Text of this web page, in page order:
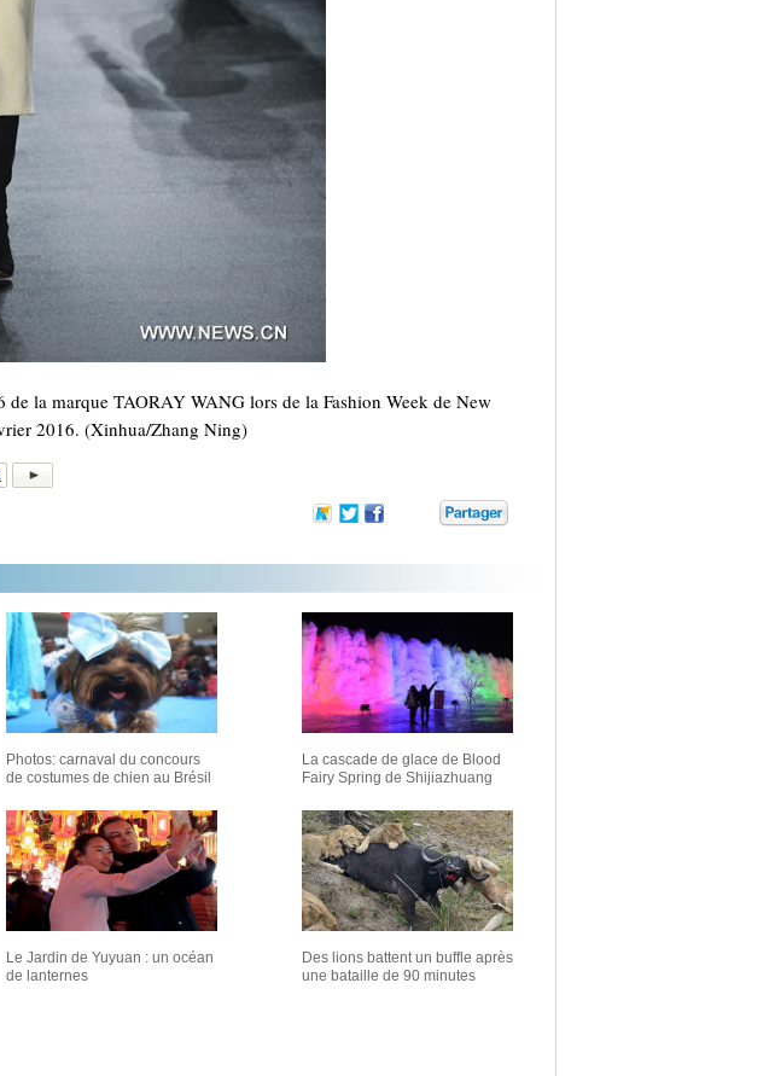
la marque TAORAY WANG lors de la Fashion Week de New
2016. (Xinhua/Zhang Ning)
Photos: carnaval du concours
de costumes de chien au Brésil
La cascade de glace de Blood
Fairy Spring de Shijiazhuang
Le Jardin de Yuyuan : un océan
de lanternes
Des lions battent un buffle après
une bataille de 90 minutes